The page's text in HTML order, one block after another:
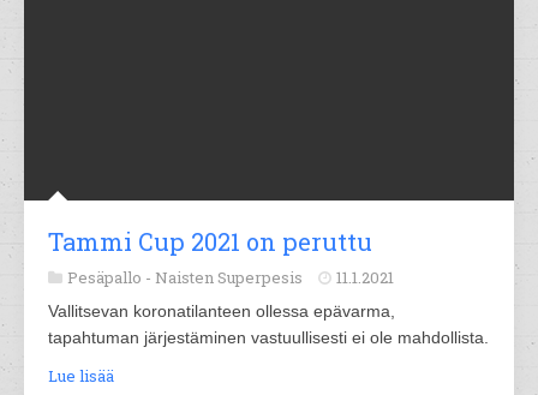
Tammi Cup 2021 on peruttu
Pesäpallo - Naisten Superpesis 11.1.2021
Vallitsevan koronatilanteen ollessa epävarma,
tapahtuman järjestäminen vastuullisesti ei ole mahdollista.
Lue lisää